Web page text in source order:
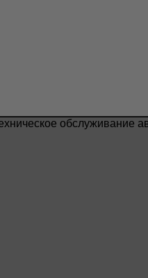
обслуживание